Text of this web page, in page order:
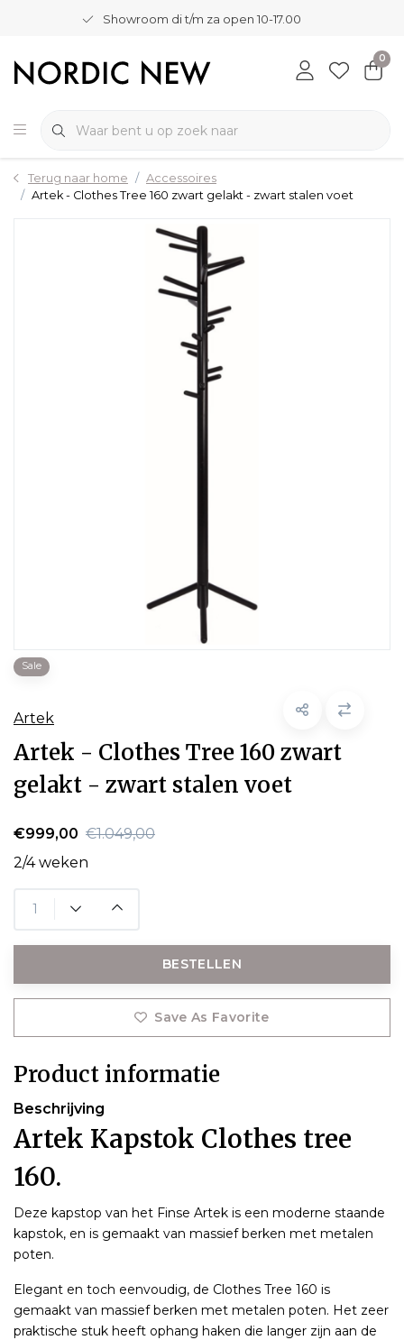
Showroom di t/m za open 10-17.00
0
Terug naar home
Accessoires
Artek - Clothes Tree 160 zwart gelakt - zwart stalen voet
Sale
Artek
Artek - Clothes Tree 160 zwart
gelakt - zwart stalen voet
€999,00 €1.049,00
2/4 weken
BESTELLEN
Save As Favorite
Product informatie
Beschrijving
Artek Kapstok Clothes tree
160.
Deze kapstop van het Finse Artek is een moderne staande
kapstok, en is gemaakt van massief berken met metalen
poten.
Elegant en toch eenvoudig, de Clothes Tree 160 is
gemaakt van massief berken met metalen poten. Het zeer
praktische stuk heeft ophang haken die langer zijn aan de